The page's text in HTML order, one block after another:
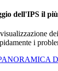
dell'IPS il più
i